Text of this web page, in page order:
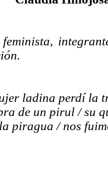
ladina perdí la
de un pirul / su
piragua / nos